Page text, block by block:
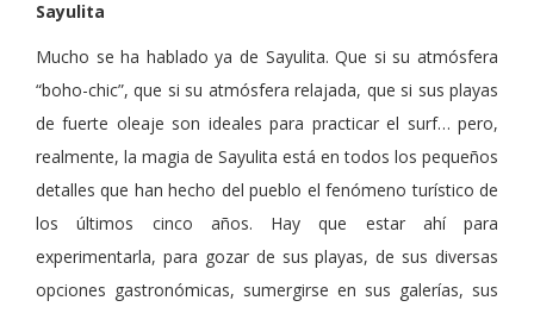
Sayulita
Mucho se ha hablado ya de Sayulita. Que si su atmósfera
“boho-chic”, que si su atmósfera relajada, que si sus playas
de fuerte oleaje son ideales para practicar el surf… pero,
realmente, la magia de Sayulita está en todos los pequeños
detalles que han hecho del pueblo el fenómeno turístico de
los últimos cinco años. Hay que estar ahí para
experimentarla, para gozar de sus playas, de sus diversas
opciones gastronómicas, sumergirse en sus galerías, sus